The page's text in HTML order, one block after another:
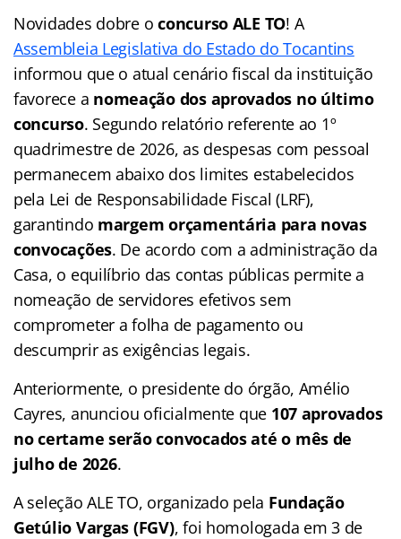
Novidades dobre oconcurso ALE TO! A
Assembleia Legislativa do Estado do Tocantins
informou que o atual cenário fiscal da instituição
favorece a nomeação dos aprovados no último
concurso. Segundo relatório referente ao 1º
quadrimestre de 2026, as despesas com pessoal
permanecem abaixo dos limites estabelecidos
pela Lei de Responsabilidade Fiscal (LRF),
garantindo margem orçamentária para novas
convocações. De acordo com a administração da
Casa, o equilíbrio das contas públicas permite a
nomeação de servidores efetivos sem
comprometer a folha de pagamento ou
descumprir as exigências legais.
Anteriormente, o presidente do órgão, Amélio
Cayres, anunciou oficialmente que 107 aprovados
no certame serãoconvocados até o mês de
julho de 2026.
A seleção ALE TO, organizado pela Fundação
Getúlio Vargas (FGV), foi homologada em 3 de